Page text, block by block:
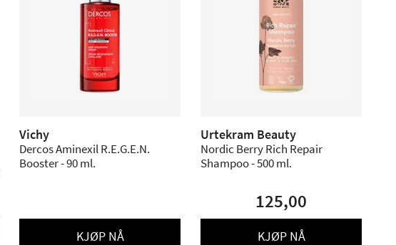
Vichy
Dercos Aminexil R.E.G.E.N.
Booster - 90 ml.
KJØP NÅ
Urtekram Beauty
Nordic Berry Rich Repair
Shampoo - 500 ml.
125,00
KJØP NÅ